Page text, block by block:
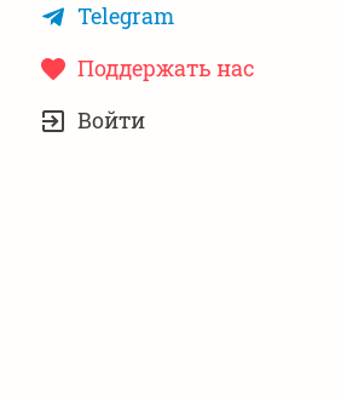
Telegram
Поддержать нас
ЗАПИСЬ
Войти